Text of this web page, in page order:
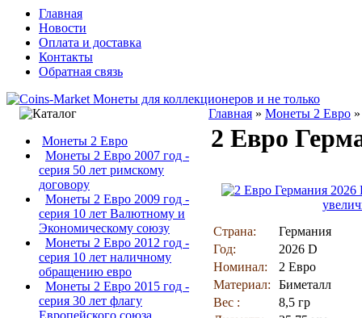
Главная
Новости
Оплата и доставка
Контакты
Обратная связь
Монеты 2 Евро
Монеты 2 Евро 2007 год -
серия 50 лет римскому
договору
Монеты 2 Евро 2009 год -
серия 10 лет Валютному и
Экономическому союзу
Монеты 2 Евро 2012 год -
серия 10 лет наличному
обращению евро
Монеты 2 Евро 2015 год -
серия 30 лет флагу
Европейского союза
Главная » Монеты 2 Евро
2 Евро
Страна:
Германия
Год:
2026 D
Номинал:
2 Евро
Материал:
Биметалл
Вес :
8,5 гр